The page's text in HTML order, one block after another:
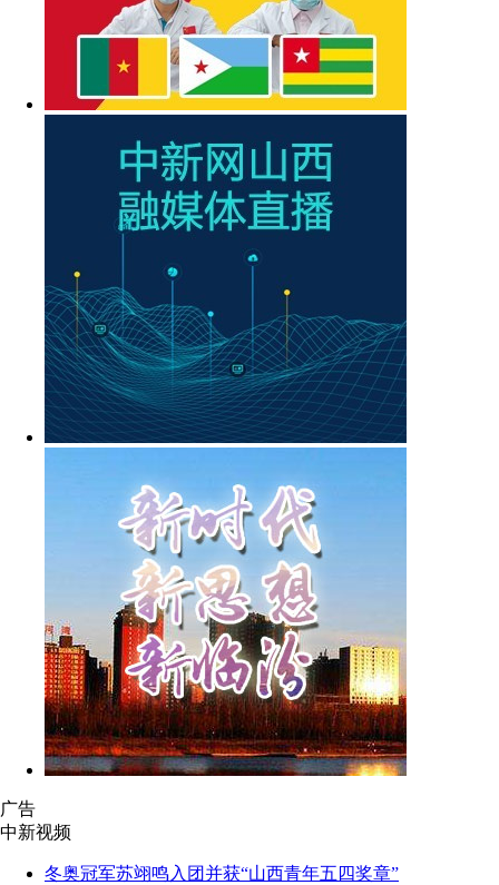
广告
中新视频
冬奥冠军苏翊鸣入团并获“山西青年五四奖章”